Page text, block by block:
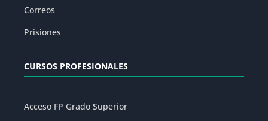
Correos
Prisiones
CURSOS PROFESIONALES
Acceso FP Grado Superior